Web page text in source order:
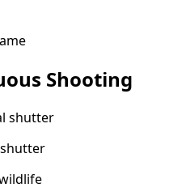
Shooting
shutter